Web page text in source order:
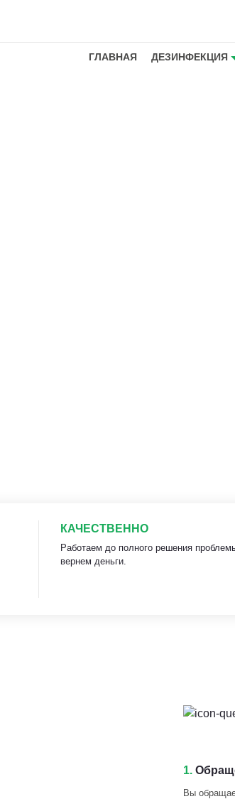
ГЛАВНАЯ ДЕЗИНФЕКЦИЯ
КАЧЕСТВЕННО
Работаем до полного решения
вернем деньги.
1.
Вы